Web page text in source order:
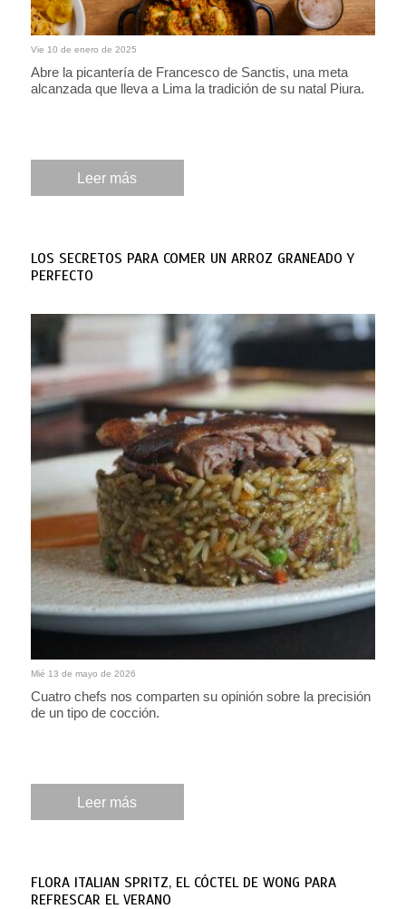
Vie 10 de enero de 2025
Abre la picantería de Francesco de Sanctis, una meta
alcanzada que lleva a Lima la tradición de su natal Piura.
Leer más
LOS SECRETOS PARA COMER UN ARROZ GRANEADO Y
PERFECTO
Mié 13 de mayo de 2026
Cuatro chefs nos comparten su opinión sobre la precisión
de un tipo de cocción.
Leer más
FLORA ITALIAN SPRITZ, EL CÓCTEL DE WONG PARA
REFRESCAR EL VERANO